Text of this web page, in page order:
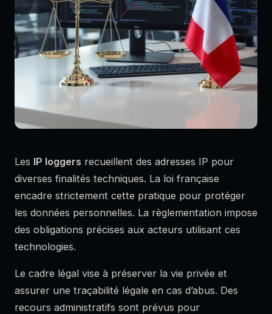
Les IP loggers recueillent des adresses IP pour
diverses finalités techniques. La loi française
encadre strictement cette pratique pour protéger
les données personnelles. La règlementation impose
des obligations précises aux acteurs utilisant ces
technologies.
Le cadre légal vise à préserver la vie privée et
assurer une traçabilité légale en cas d’abus. Des
recours administratifs sont prévus pour